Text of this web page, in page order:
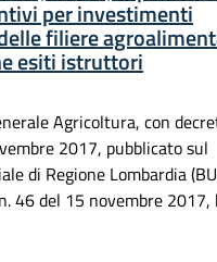
per investimenti
filiere
esiti istruttori
Agricoltura, con
2017, pubblicato sul
di Regione Lombardia
46 del 15 novembre 2017,